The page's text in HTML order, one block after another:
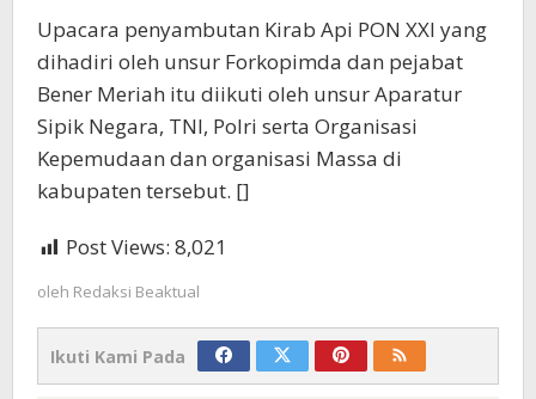
Upacara penyambutan Kirab Api PON XXI yang
dihadiri oleh unsur Forkopimda dan pejabat
Bener Meriah itu diikuti oleh unsur Aparatur
Sipik Negara, TNI, Polri serta Organisasi
Kepemudaan dan organisasi Massa di
kabupaten tersebut. []
Post Views: 8,021
oleh Redaksi Beaktual
Ikuti Kami Pada